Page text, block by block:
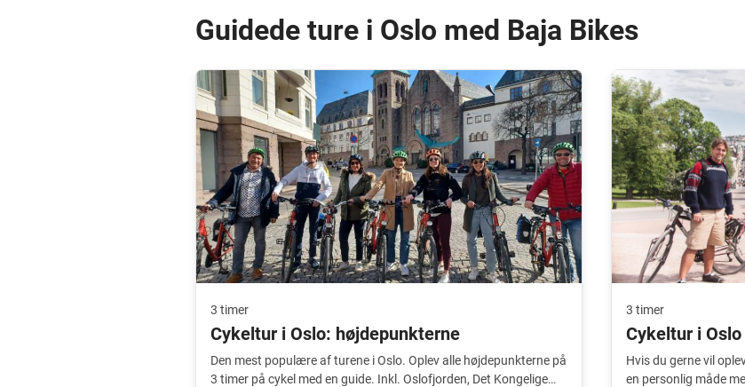
Guidede ture i Oslo med Baja Bikes
3 timer
Cykeltur i Oslo: højdepunkterne
Den mest populære af turene i Oslo. Oplev alle højdepunkterne på
3 timer på cykel med en guide. Inkl. Oslofjorden, Det Kongelige
3 timer
Cykeltur i
Hvis du gerne vil
en personlig måde